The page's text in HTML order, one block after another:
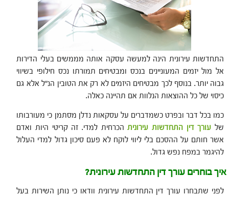
התחדשות עירונית הינה למעשה עסקה אותה מממשים בעלי הדירות
אל מול יזמים המעוניינים בנכס ומבטיחים תמורתו נכס חילופי בשיווי
גבוה יותר. בנוסף לכך מבטיחים היזמים לא רק את הטובין הנ"ל אלא גם
כיסוי של כל ההוצאות הנלוות אם תהיינה כאלה.
כמו בכל דבר ובפרט כשמדברים על עסקאות נדלן מסתמן כי מעורבותו
של עורך דין התחדשות עירוניתהכרחית למדי. זה קריטי היות ואדם
אשר חותם על ההסכם בלי ליווי לוקח לא פעם סיכון גדול למדי העלול
להיגמר במפח נפש גדול.
איך בוחרים עורך דין התחדשות עירונית?
לפני שתבחרו עורך דין התחדשות עירונית וודאו כי נותן השירות בעל